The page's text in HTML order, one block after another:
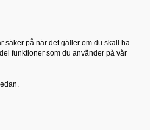
säker på när det gäller om du skall ha
funktioner som du använder på vår